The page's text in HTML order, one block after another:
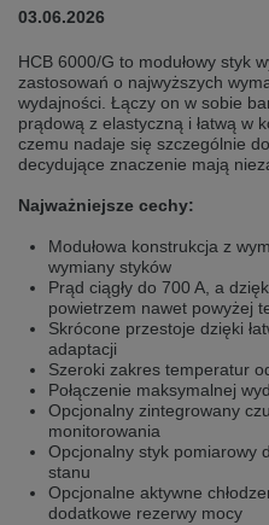
selected one. This website is also
switch to the German version?
Switch to German version
Wir haben erkannt, dass ihr Browser
angezeigte bevorzugt. Diese
Möchten Sie zur Deutschen Version
Zur deutschen Version wechseln
We have detected, that your
selected one. This website is also
switch to the Czech version?
Switch to Czech version
Zdá se, že Váš prohlížeč je v jiném
Tato stránka je k dispozici i v češtině.
Přepnout na českou verzi
Váš prohlížeč se zdá být v jiném
stránka je také k dispozici v němčině.
03.06.2026
HCB 6000/G to modułowy styk
zastosowań o najwyższych
wydajności. Łączy on w sobie
prądową z elastyczną i łatwą w
czemu nadaje się szczególnie
decydujące znaczenie mają
Najważniejsze cechy:
Modułowa konstrukcja z
wymiany styków
Prąd ciągły do 700 A, a
powietrzem nawet powyżej
Skrócone przestoje dzięki
adaptacji
Szeroki zakres temperatur
Połączenie maksymalnej
Opcjonalny zintegrowany
monitorowania
Opcjonalny styk pomiarowy
stanu
Opcjonalne aktywne
dodatkowe rezerwy mocy